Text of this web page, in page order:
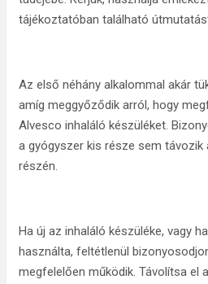
tájékoztatóban található
Az első néhány alkalommal akár
amíg meggyőződik arról, hogy
Alvesco inhaláló készüléket.
a gyógyszer kis része sem
részén.
Ha új az inhaláló készüléke, vagy
használta, feltétlenül
megfelelően működik. Távolítsa el